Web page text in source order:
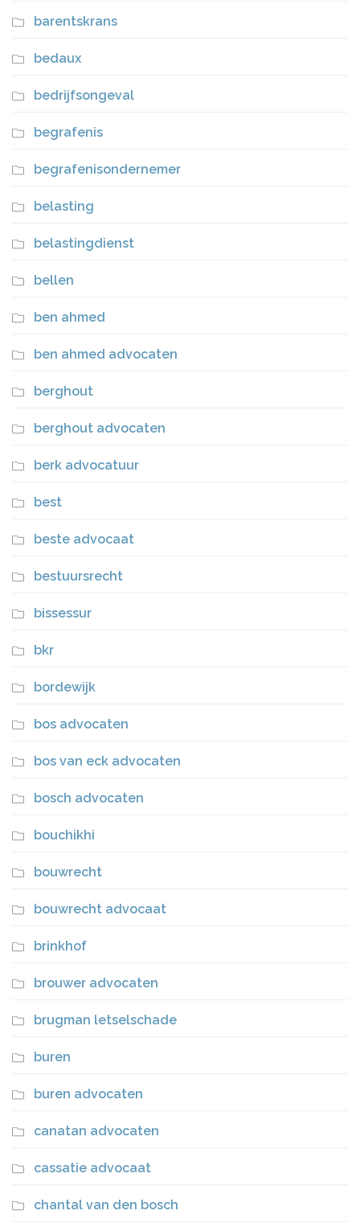
barentskrans
bedaux
bedrijfsongeval
begrafenis
begrafenisondernemer
belasting
belastingdienst
bellen
ben ahmed
ben ahmed advocaten
berghout
berghout advocaten
berk advocatuur
best
beste advocaat
bestuursrecht
bissessur
bkr
bordewijk
bos advocaten
bos van eck advocaten
bosch advocaten
bouchikhi
bouwrecht
bouwrecht advocaat
brinkhof
brouwer advocaten
brugman letselschade
buren
buren advocaten
canatan advocaten
cassatie advocaat
chantal van den bosch